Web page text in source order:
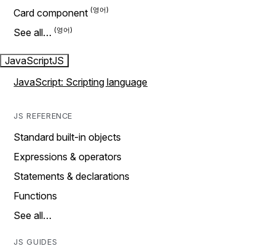
Card component
See all…
JavaScriptJS
JavaScript: Scripting language
JS REFERENCE
Standard built-in objects
Expressions & operators
Statements & declarations
Functions
See all…
JS GUIDES